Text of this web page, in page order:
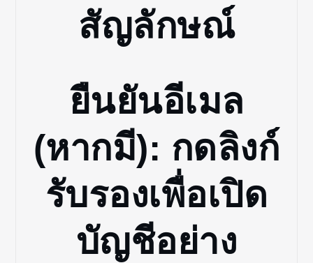
สัญลักษณ์
ยืนยันอีเมล
(หากมี): กดลิงก์
รับรองเพื่อเปิด
บัญชีอย่าง